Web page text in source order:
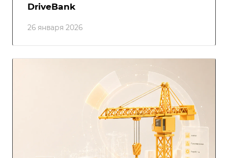
26 января 2026
DriveBank